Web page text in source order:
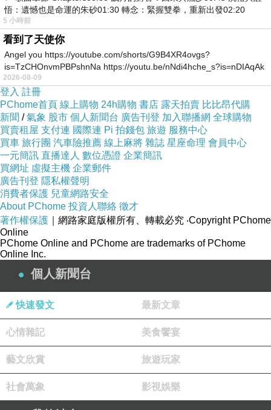
悟：遺憾也是命運的朱砂01:30​ 轉念：緊握雙拳，重新出發02:20
5 小時前
看到了天使你
Angel you https://youtube.com/shorts/G9B4XR4ovgs?
is=TzCHOnvmPBPshnNa https://youtu.be/nNdi4hche_s?is=nDIAqAk
2026-08-09
登入 註冊
PChome首頁 線上購物 24h購物 書店 露天拍賣 比比昂代購
新聞 /氣象 股市 個人新聞台 廣告刊登 加入聯播網 全球購物
買賣租屋 支付連 國際連 Pi 拍錢包 旅遊 服務中心
買車 旅行團 汽車險推薦 線上麻將 雜誌 星座命理 會員中心
一元簡訊 直播達人 數位憑證 企業簡訊
買網址 虛擬主機 企業郵件
廣告刊登 隱私權聲明
消費者保護 兒童網路安全
About PChome 投資人聯絡 徵才
著作權保護 ｜網路家庭版權所有、轉載必究 ‧Copyright PChome
Online
PChome Online and PChome are trademarks of PChome
Online Inc.
個人新聞台
快速發文 最新文章
心情雜記 美食饗宴
藝文欣賞 旅遊玩家
社會萬象 影視娛樂